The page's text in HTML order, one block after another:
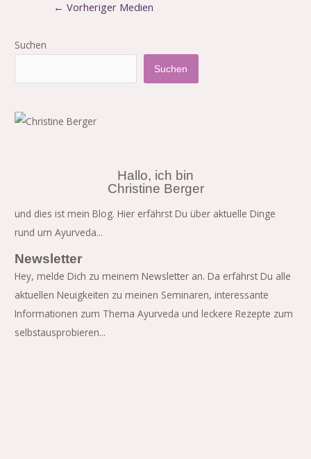
← Vorheriger Medien
Suchen
Suchen
Hallo, ich bin
Christine Berger
und dies ist mein Blog. Hier erfährst Du über aktuelle Dinge
rund um Ayurveda...
Newsletter
Hey, melde Dich zu meinem Newsletter an. Da erfährst Du alle
aktuellen Neuigkeiten zu meinen Seminaren, interessante
Informationen zum Thema Ayurveda und leckere Rezepte zum
selbstausprobieren...